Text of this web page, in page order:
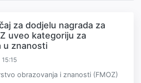
za dodjelu nagrada za
uveo kategoriju za
u znanosti
obrazovanja i znanosti (FMOZ)